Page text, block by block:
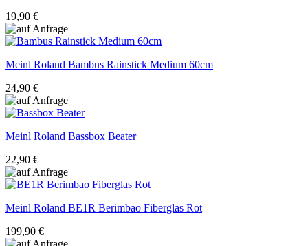
19,90 €
Meinl Roland Bambus Rainstick Medium 60cm
24,90 €
Meinl Roland Bassbox Beater
22,90 €
Meinl Roland BE1R Berimbao Fiberglas Rot
199,90 €